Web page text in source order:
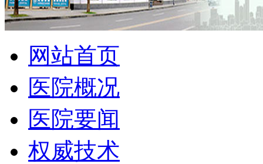
网站首页
医院概况
医院要闻
权威技术